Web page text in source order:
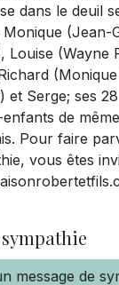
dans le deuil
Monique (Jean-
Louise (Wayne
et Serge; ses
de
Pour faire
vous êtes
message de